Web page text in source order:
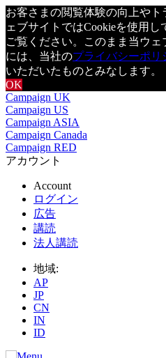
お客さまの閲覧体験の向上や
ェブサイトではCookieを使用し
ご覧ください。このまま当ウ
には、当社のプライバシーポリ
いただいたものとみなします。
OK
Campaign UK
Campaign US
Campaign ASIA
Campaign Canada
Campaign RED
アカウント
Account
ログイン
広告
講読
法人講読
地域:
AP
JP
CN
IN
ID